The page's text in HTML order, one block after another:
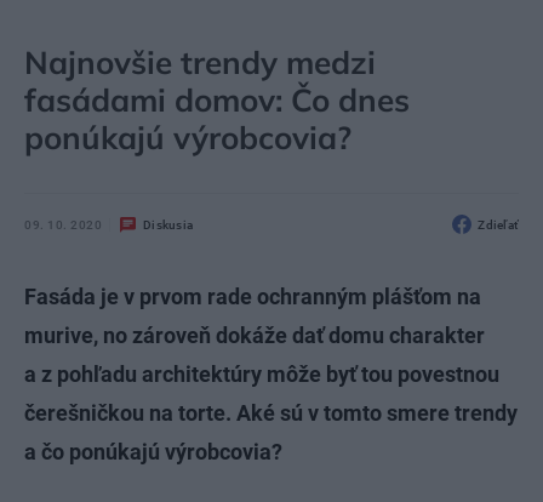
Najnovšie trendy medzi
fasádami domov: Čo dnes
ponúkajú výrobcovia?
09. 10. 2020 Diskusia Zdieľať
Fasáda je v prvom rade ochranným plášťom na
murive, no zároveň dokáže dať domu charakter
a z pohľadu architektúry môže byť tou povestnou
čerešničkou na torte. Aké sú v tomto smere trendy
a čo ponúkajú výrobcovia?